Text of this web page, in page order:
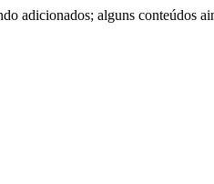
adicionados; alguns conteúdos